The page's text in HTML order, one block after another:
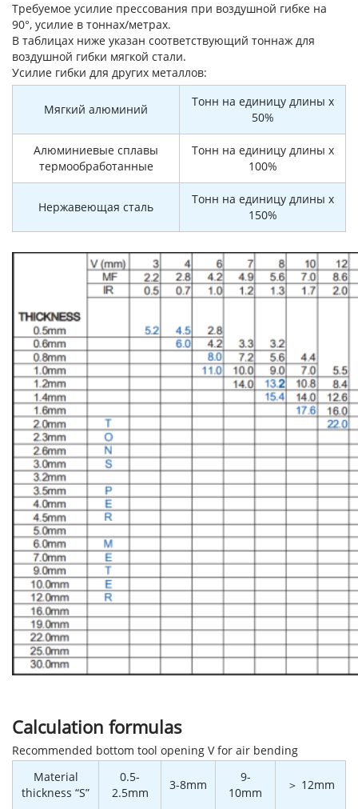
Требуемое усилие прессования при воздушной гибке на
90°, усилие в тоннах/метрах.
В таблицах ниже указан соответствующий тоннаж для
воздушной гибки мягкой стали.
Усилие гибки для других металлов:
Мягкий алюминий
Тонн на единицу длины x
50%
Алюминиевые сплавы
термообработанные
Тонн на единицу длины x
100%
Нержавеющая сталь
Тонн на единицу длины x
150%
Calculation formulas
Recommended bottom tool opening V for air bending
Material
thickness “S”
0.5-
2.5mm
3-8mm
9-
10mm
＞ 12mm